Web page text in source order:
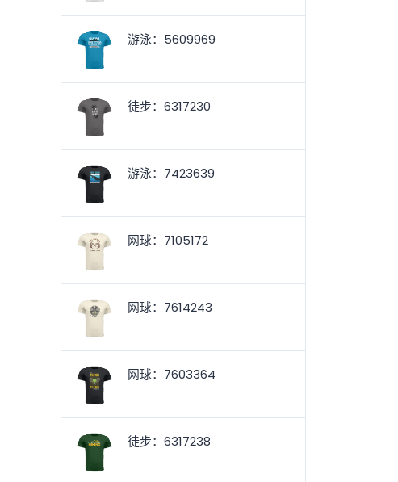
游泳：5609969
徒步：6317230
游泳：7423639
网球：7105172
网球：7614243
网球：7603364
徒步：6317238